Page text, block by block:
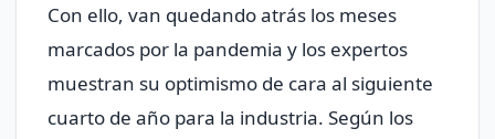
Con ello, van quedando atrás los meses
marcados por la pandemia y los expertos
muestran su optimismo de cara al siguiente
cuarto de año para la industria. Según los